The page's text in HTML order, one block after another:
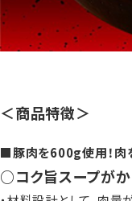
＜商品特徴＞
■豚肉を600g使用！肉
○コク旨スープが